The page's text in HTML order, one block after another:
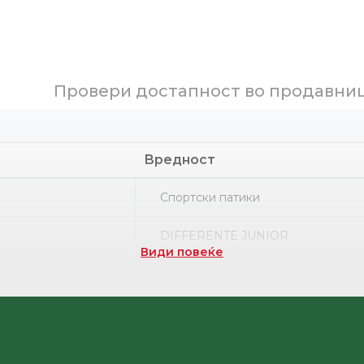
Провери достапност во
Вредност
Спортски патики
DIFFERENTE JUNIOR
Види повеќе